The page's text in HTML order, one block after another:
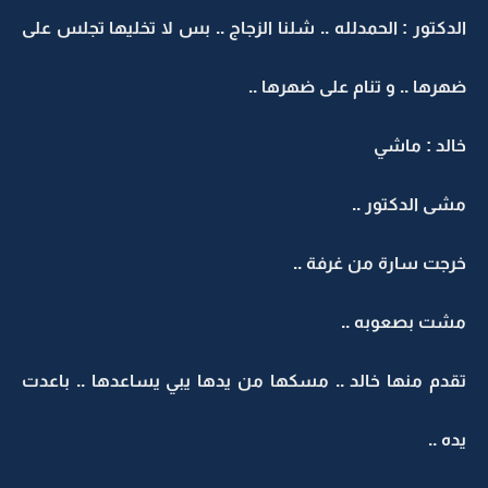
الدكتور : الحمدلله .. شلنا الزجاج .. بس لا تخليها تجلس على
ضهرها .. و تنام على ضهرها ..
خالد : ماشي
مشى الدكتور ..
خرجت سارة من غرفة ..
مشت بصعوبه ..
تقدم منها خالد .. مسكها من يدها يبي يساعدها .. باعدت
يده ..